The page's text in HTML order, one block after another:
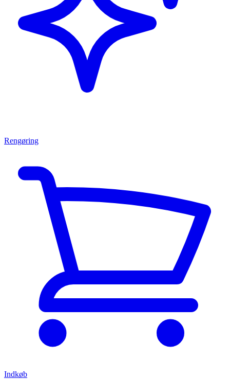
Rengøring
Indkøb